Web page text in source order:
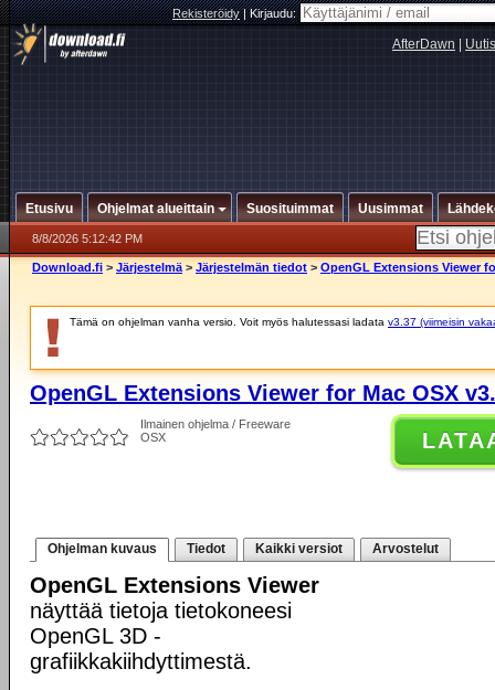
Rekisteröidy|Kirjaudu:
AfterDawn
Etusivu Ohjelmat alueittain Suosituimmat Uusimmat
8/8/2026 5:12:42 PM
Download.fi > Järjestelmä > Järjestelmän tiedot > OpenGL Extensions Viewer
Tämä on ohjelman vanha versio. Voit myös halutessasi ladata v3.37 (viimeisin
OpenGL Extensions Viewer for Mac OSX
Ilmainen ohjelma / Freeware
OSX
Ohjelman kuvaus Tiedot Kaikki versiot Arvostelut
OpenGL Extensions Viewer
näyttää tietoja tietokoneesi
OpenGL 3D -
grafiikkakiihdyttimestä.